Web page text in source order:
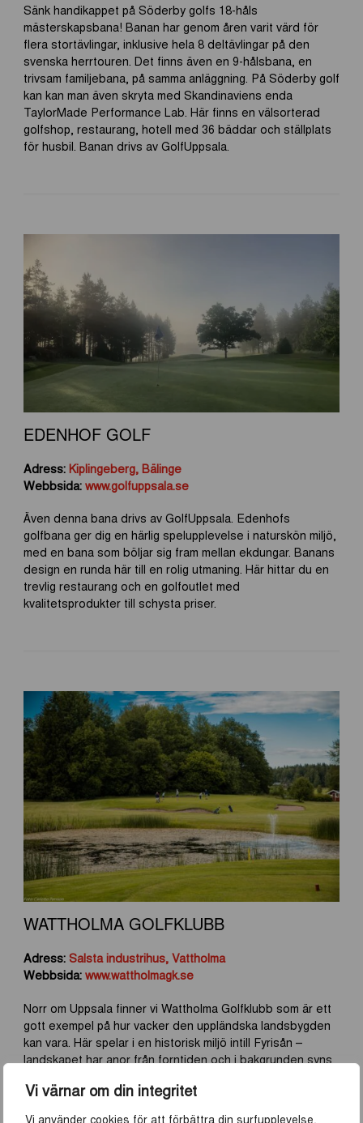
Vi värnar om din integritet
Vi använder cookies för att förbättra din surfupplevelse,
Sänk handikappet på Söderby golfs 18-håls
mästerskapsbana! Banan har genom åren varit värd för
flera stortävlingar, inklusive hela 8 deltävlingar på den
svenska herrtouren. Det finns även en 9-hålsbana, en
trivsam familjebana, på samma anläggning. På Söderby golf
kan kan man även skryta med Skandinaviens enda
TaylorMade Performance Lab. Här finns en välsorterad
golfshop, restaurang, hotell med 36 bäddar och ställplats
för husbil. Banan drivs av GolfUppsala.
EDENHOF GOLF
Adress:Kiplingeberg, Bälinge
Webbsida:www.golfuppsala.se
Även denna bana drivs av GolfUppsala. Edenhofs
golfbana ger dig en härlig spelupplevelse i naturskön miljö,
med en bana som böljar sig fram mellan ekdungar. Banans
design en runda här till en rolig utmaning. Här hittar du en
trevlig restaurang och en golfoutlet med
kvalitetsprodukter till schysta priser.
WATTHOLMA GOLFKLUBB
Adress:Salsta industrihus, Vattholma
Webbsida:www.wattholmagk.se
Norr om Uppsala finner vi Wattholma Golfklubb som är ett
gott exempel på hur vacker den uppländska landsbygden
kan vara. Här spelar i en historisk miljö intill Fyrisån –
landskapet har anor från forntiden och i bakgrunden syns
erfarne golfaren. Wattholmas karaktär påminner om så